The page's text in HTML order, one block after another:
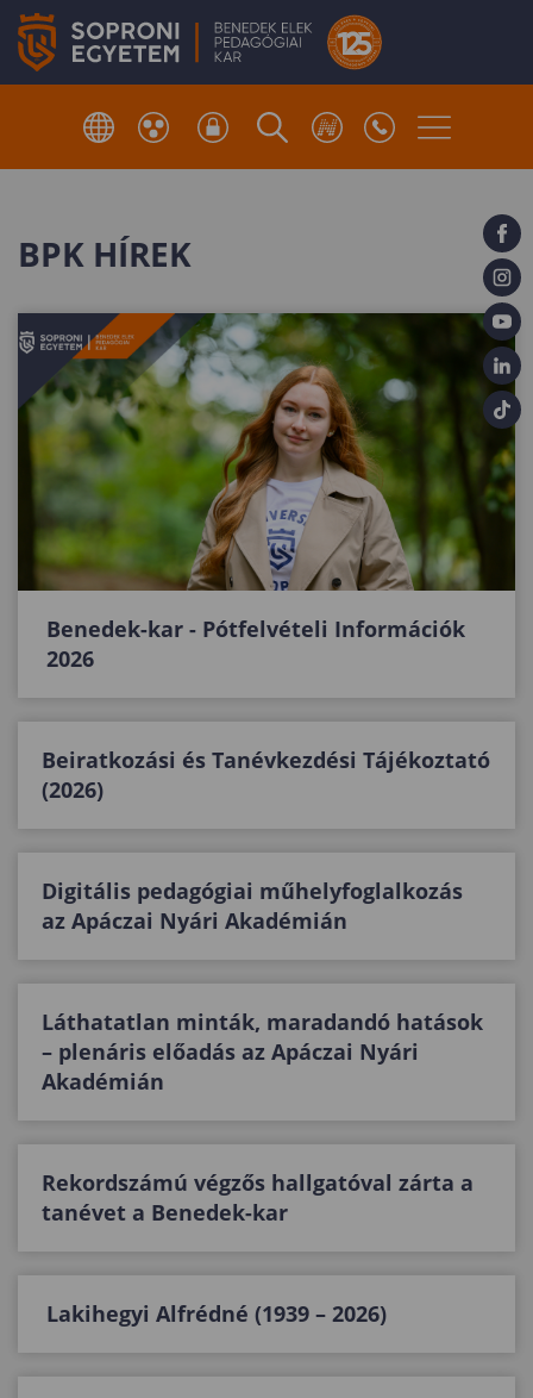
BPK HÍREK
Benedek-kar - Pótfelvételi Információk
2026
Beiratkozási és Tanévkezdési Tájékoztató
(2026)
Digitális pedagógiai műhelyfoglalkozás
az Apáczai Nyári Akadémián
Láthatatlan minták, maradandó hatások
– plenáris előadás az Apáczai Nyári
Akadémián
Rekordszámú végzős hallgatóval zárta a
tanévet a Benedek-kar
Lakihegyi Alfrédné (1939 – 2026)